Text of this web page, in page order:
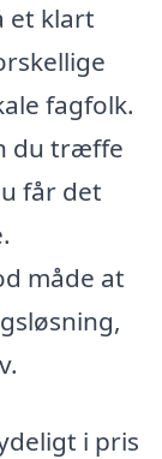
et klart
fagfolk.
du træffe
får det
måde at
i pris